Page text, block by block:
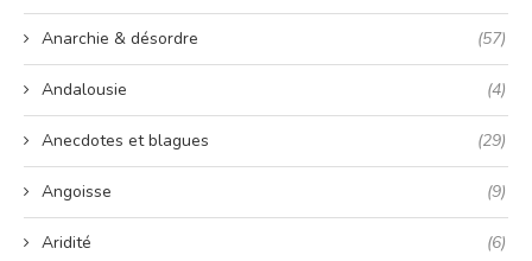
Anarchie & désordre (57)
Andalousie (4)
Anecdotes et blagues (29)
Angoisse (9)
Aridité (6)